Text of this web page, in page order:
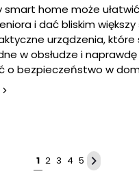
smart home może ułatwić
i dać bliskim większy
urządzenia, które
w obsłudze i naprawdę
o bezpieczeństwo w
1 2 3 4 5